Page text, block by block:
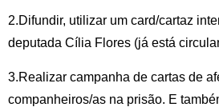
2.Difundir, utilizar um card/cartaz
deputada Cília Flores (já está
3.Realizar campanha de cartas de
companheiros/as na prisão. E